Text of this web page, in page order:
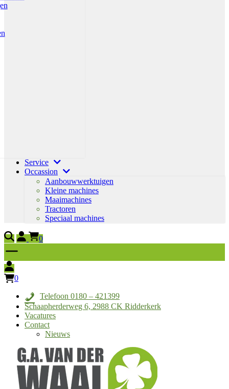
Service
Occassion
Aanbouwwerktuigen
Kleine machines
Maaimachines
Tractoren
Speciaal machines
0
0
Telefoon 0180 – 421399
Schaapherderweg 6, 2988 CK Ridderkerk
Vacatures
Contact
Nieuws